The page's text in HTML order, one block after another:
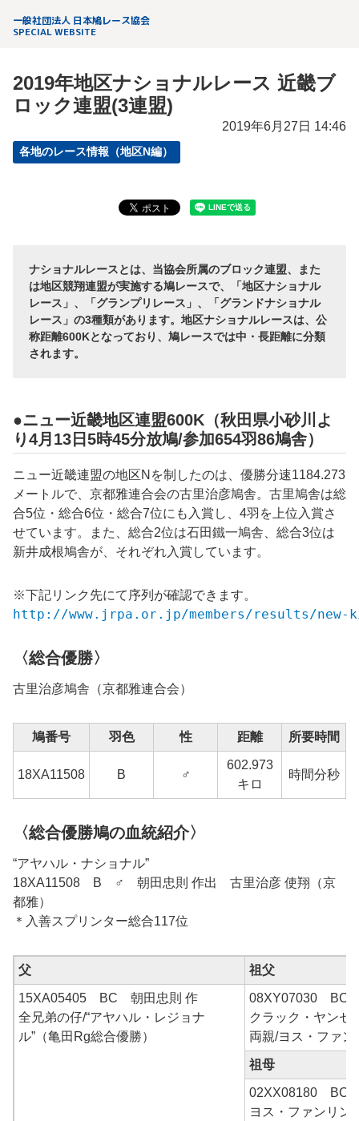
一般社団法人 日本鳩レース協会
SPECIAL WEBSITE
2019年地区ナショナルレース 近畿ブ
ロック連盟(3連盟)
2019年6月27日 14:46
各地のレース情報（地区N編）
ナショナルレースとは、当協会所属のブロック連盟、また
は地区競翔連盟が実施する鳩レースで、「地区ナショナル
レース」、「グランプリレース」、「グランドナショナル
レース」の3種類があります。地区ナショナルレースは、公
称距離600Kとなっており、鳩レースでは中・長距離に分類
されます。
●ニュー近畿地区連盟600K（秋田県小砂川よ
り4月13日5時45分放鳩/参加654羽86鳩舎）
ニュー近畿連盟の地区Nを制したのは、優勝分速1184.273
メートルで、京都雅連合会の古里治彦鳩舎。古里鳩舎は総
合5位・総合6位・総合7位にも入賞し、4羽を上位入賞さ
せています。また、総合2位は石田鐵一鳩舎、総合3位は
新井成根鳩舎が、それぞれ入賞しています。
※下記リンク先にて序列が確認できます。
http://www.jrpa.or.jp/members/results/new-
〈総合優勝〉
古里治彦鳩舎（京都雅連合会）
鳩番号 羽色 性 距離 所要時間
18XA11508 B ♂
602.973
キロ
時間分秒
〈総合優勝鳩の血統紹介〉
“アヤハル・ナショナル”
18XA11508 B ♂ 朝田忠則 作出 古里治彦 使翔（京
都雅）
＊入善スプリンター総合117位
父 祖父
15XA05405 BC 朝田忠則 作
全兄弟の仔/“アヤハル・レジョナ
ル”（亀田Rg総合優勝）
08XY07030 BC
クラック・ヤンセ
両親/ヨス・ファン
祖母
02XX08180 BC
ヨス・ファンリン